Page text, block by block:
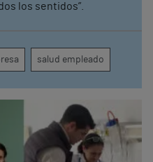
los sentidos”.
salud empleado